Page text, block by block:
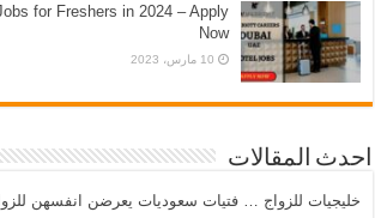
for Freshers in 2024 – Apply
Now
10 مارس، 2023
احدث المقالات
خليجيات للزواج … فتيات سعوديات يعرضن انفسهن